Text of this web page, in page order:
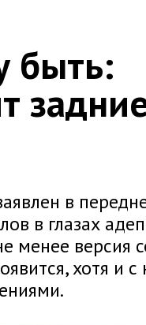
быть:
в
в глазах
менее версия
хотя и с